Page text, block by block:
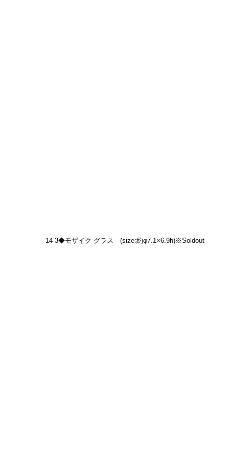
14-3◆モザイク グラス　(size:約φ7.1×6.9h)※Soldout